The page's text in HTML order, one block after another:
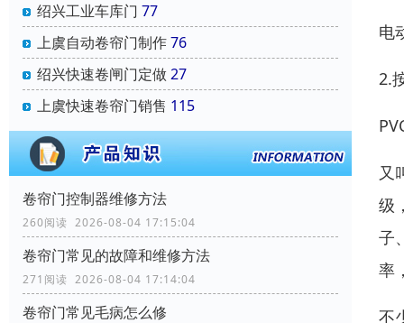
绍兴工业车库门 77
上虞自动卷帘门制作76
绍兴快速卷闸门定做27
上虞快速卷帘门销售 115
卷帘门控制器维修方法
260阅读 2026-08-04 17:15:04
卷帘门常见的故障和维修方法
271阅读 2026-08-04 17:14:04
卷帘门常见毛病怎么修
电
2.
又
级
子
率
不